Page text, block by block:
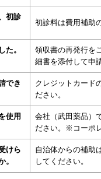
初診
初診料は費用補助
た。
領収書の再発行を
細書を添付して申
でき
クレジットカード
ださい。
使用
会社（武田薬品）
ださい。※コーポ
けら
。
自治体からの補助
してください。